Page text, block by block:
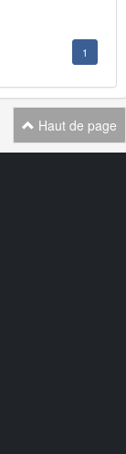
1
Haut de page